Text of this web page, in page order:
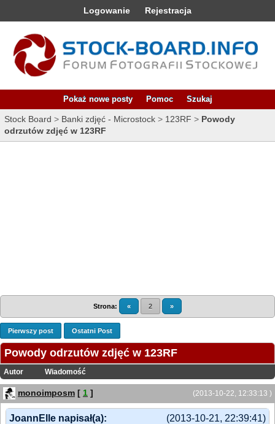
Logowanie Rejestracja
Pokaż nowe posty Pomoc Szukaj
Stock Board > Banki zdjęć - Microstock > 123RF > Powody
odrzutów zdjęć w 123RF
Strona: « 2 »
Pierwszy post Ostatni Post
Powody odrzutów zdjęć w 123RF
Autor Wiadomość
(2013-10-22, 12:33:13 )
monoimposm [ 1 ]
(2013-10-21, 22:39:41)
JoannElle napisał(a):